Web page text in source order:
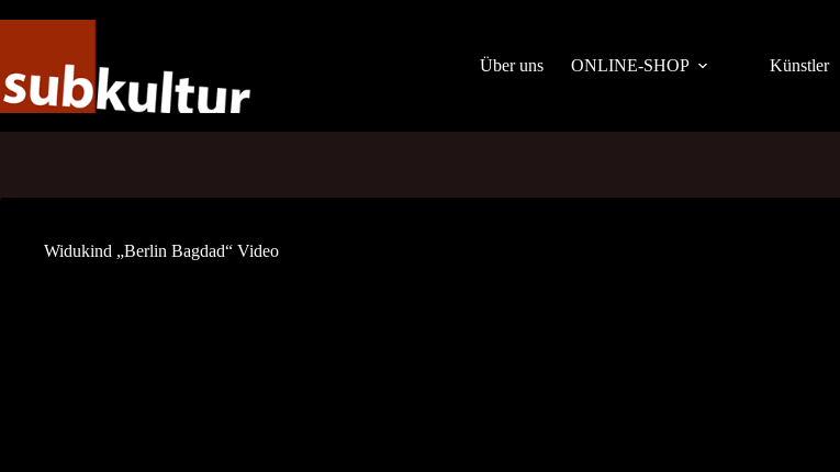
Über uns
ONLINE-SHOP Künstler
Widukind „Berlin Bagdad“ Video